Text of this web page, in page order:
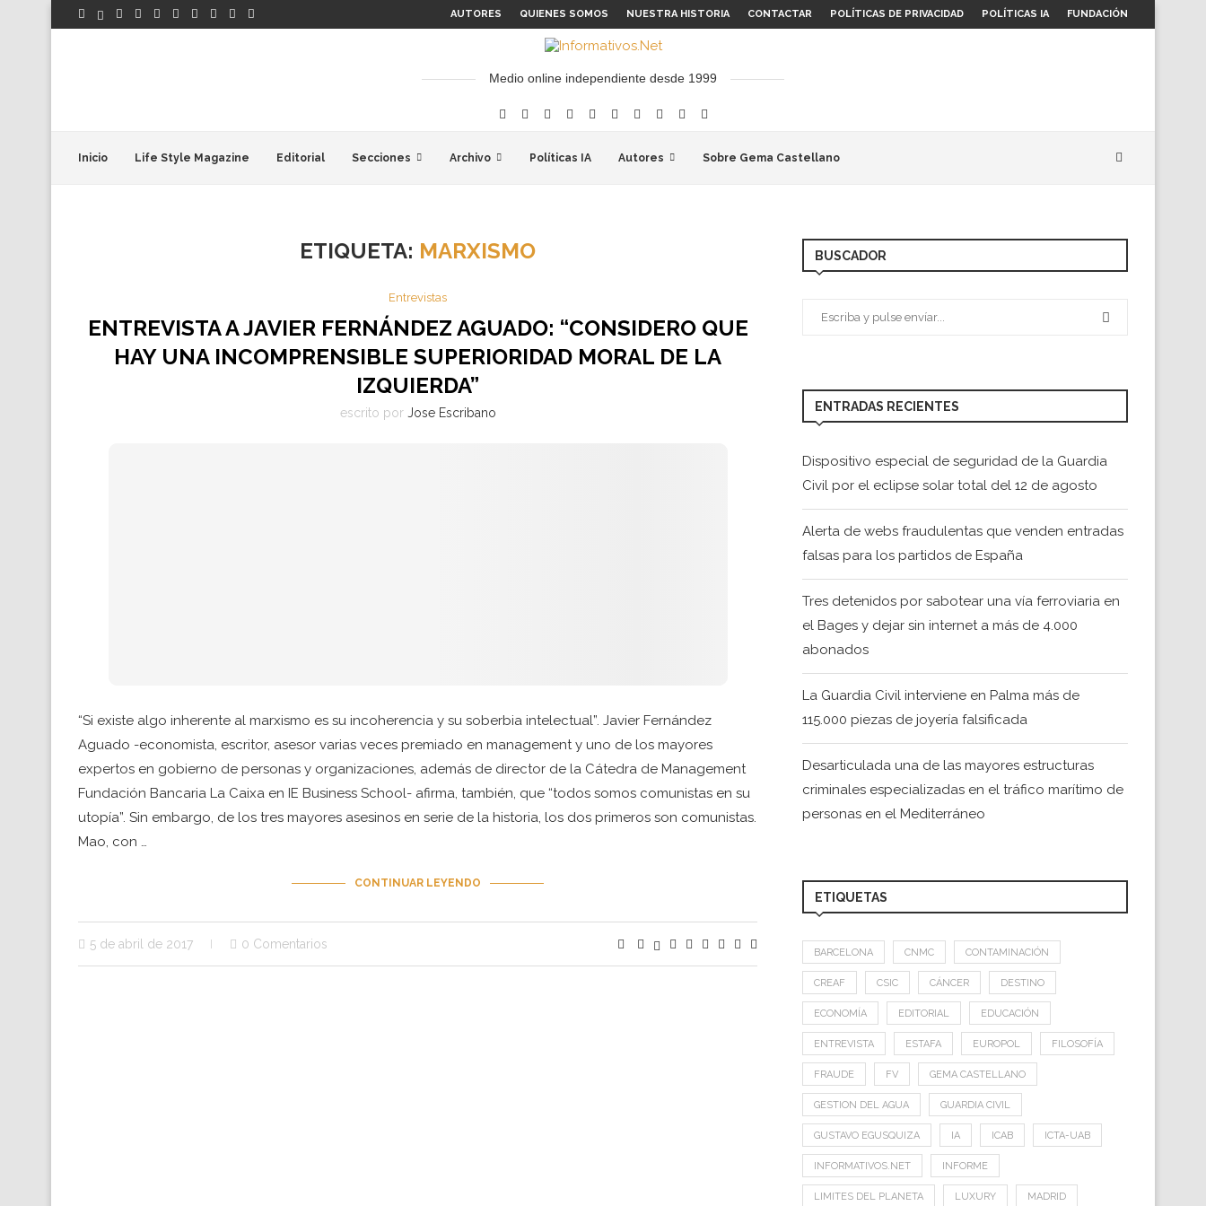
AUTORES QUIENES SOMOS NUESTRA HISTORIA CONTACTAR POLÍTICAS DE PRIVACIDAD POLÍTICAS IA FUNDACIÓN
Medio online independiente desde 1999
Inicio Life Style Magazine Editorial Secciones Archivo Políticas IA Autores Sobre Gema Castellano
ETIQUETA: MARXISMO
Entrevistas
ENTREVISTA A JAVIER FERNÁNDEZ AGUADO: “CONSIDERO QUE
HAY UNA INCOMPRENSIBLE SUPERIORIDAD MORAL DE LA
IZQUIERDA”
escrito por Jose Escribano
“Si existe algo inherente al marxismo es su incoherencia y su soberbia intelectual”. Javier Fernández
Aguado -economista, escritor, asesor varias veces premiado en management y uno de los mayores
expertos en gobierno de personas y organizaciones, además de director de la Cátedra de Management
Fundación Bancaria La Caixa en IE Business School- afirma, también, que “todos somos comunistas en su
utopía”. Sin embargo, de los tres mayores asesinos en serie de la historia, los dos primeros son comunistas.
Mao, con …
CONTINUAR LEYENDO
5 de abril de 2017 0 Comentarios
BUSCADOR
ENTRADAS RECIENTES
Dispositivo especial de seguridad de la Guardia
Civil por el eclipse solar total del 12 de agosto
Alerta de webs fraudulentas que venden entradas
falsas para los partidos de España
Tres detenidos por sabotear una vía ferroviaria en
el Bages y dejar sin internet a más de 4.000
abonados
La Guardia Civil interviene en Palma más de
115.000 piezas de joyería falsificada
Desarticulada una de las mayores estructuras
criminales especializadas en el tráfico marítimo de
personas en el Mediterráneo
ETIQUETAS
BARCELONA CNMC CONTAMINACIÓN
CREAF CSIC CÁNCER DESTINO
ECONOMÍA EDITORIAL EDUCACIÓN
ENTREVISTA ESTAFA EUROPOL FILOSOFÍA
FRAUDE FV GEMA CASTELLANO
GESTION DEL AGUA GUARDIA CIVIL
GUSTAVO EGUSQUIZA IA ICAB ICTA-UAB
INFORMATIVOS.NET INFORME
LIMITES DEL PLANETA LUXURY MADRID